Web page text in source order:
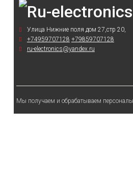
Улица Нижние поля дом 27,стр 20,
+74959707128 +79859707128
ru-electronics@yandex.ru
Мы получаем и обрабатываем